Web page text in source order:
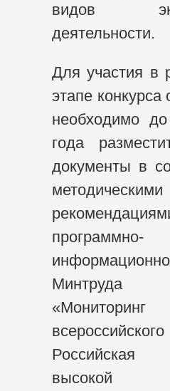
видов
деятельности.
Для участия в
этапе конкурса
необходимо
года
документы в
методическими
программно-
«Мониторинг
Российская
высокой